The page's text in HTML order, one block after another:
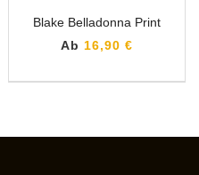
Blake Belladonna Print
Ab 16,90 €